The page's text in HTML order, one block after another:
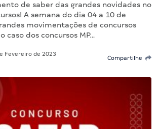
de saber das grandes novidades no
A semana do dia 04 a 10 de
movimentações de concursos
caso dos concursos MP…
Fevereiro de 2023
Compartilhe